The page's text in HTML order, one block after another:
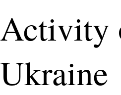
Activity
Ukraine